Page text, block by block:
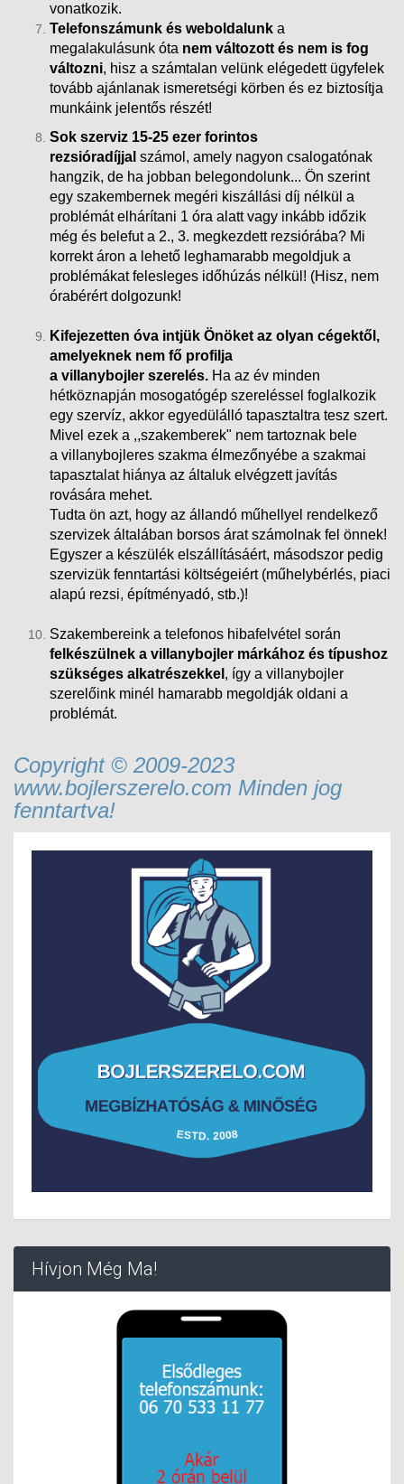
vonatkozik.
Telefonszámunk és weboldalunk a
megalakulásunk óta nem változott és nem is fog
változni, hisz a számtalan velünk elégedett ügyfelek
tovább ajánlanak ismeretségi körben és ez biztosítja
munkáink jelentős részét!
Sok szerviz 15-25 ezer forintos
rezsióradíjjal számol, amely nagyon csalogatónak
hangzik, de ha jobban belegondolunk... Ön szerint
egy szakembernek megéri kiszállási díj nélkül a
problémát elhárítani 1 óra alatt vagy inkább időzik
még és belefut a 2., 3. megkezdett rezsiórába? Mi
korrekt áron a lehető leghamarabb megoldjuk a
problémákat felesleges időhúzás nélkül! (Hisz, nem
órabérért dolgozunk!
Kifejezetten óva intjük Önöket az olyan cégektől,
amelyeknek nem fő profilja
a villanybojler szerelés. Ha az év minden
hétköznapján mosogatógép szereléssel foglalkozik
egy szervíz, akkor egyedülálló tapasztaltra tesz szert.
Mivel ezek a ,,szakemberek" nem tartoznak bele
a villanybojleres szakma élmezőnyébe a szakmai
tapasztalat hiánya az általuk elvégzett javítás
rovására mehet.
Tudta ön azt, hogy az állandó műhellyel rendelkező
szervizek általában borsos árat számolnak fel önnek!
Egyszer a készülék elszállításáért, másodszor pedig
szervizük fenntartási költségeiért (műhelybérlés, piaci
alapú rezsi, építményadó, stb.)!
Szakembereink a telefonos hibafelvétel során
felkészülnek a villanybojler márkához és típushoz
szükséges alkatrészekkel , így a villanybojler
szerelőink minél hamarabb megoldják oldani a
problémát.
Copyright © 2009-2023
www.bojlerszerelo.com Minden jog
fenntartva!
Hívjon Még Ma!